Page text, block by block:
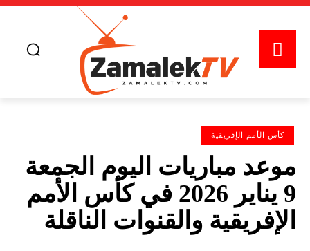
كأس الأمم الإفريقية
موعد مباريات اليوم الجمعة
9 يناير 2026 في كأس الأمم
الإفريقية والقنوات الناقلة